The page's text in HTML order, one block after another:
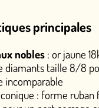
principales
nobles : or jaune
diamants taille 8/8
incomparable
: forme ruban